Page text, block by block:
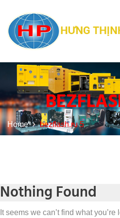
Home bezflash.ru 5
Nothing Found
It seems we can’t find what